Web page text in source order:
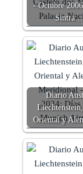
- Octubre
Diario
Oriental y